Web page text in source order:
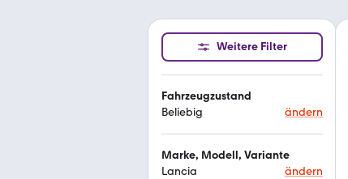
Weitere Filter
Fahrzeugzustand
Beliebig
ändern
Marke, Modell, Variante
Lancia
ändern